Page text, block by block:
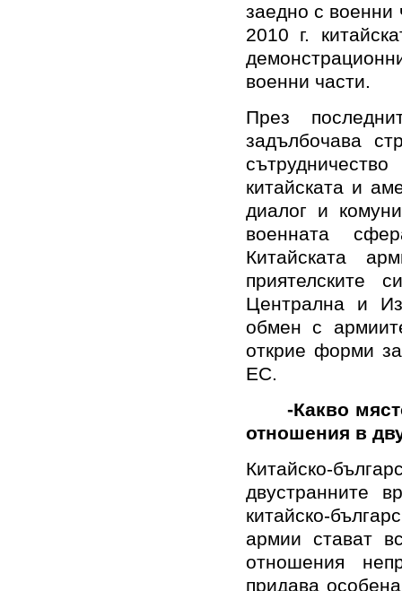
заедно с военни
2010 г.
военни части.
През
задълбочава
китайската и
диалог и
военната
Китайската
приятелските
Централна и
обмен с
открие форми
ЕС.
-Какво място
отношения в
Китайско-
двустранните
китайско-
армии стават
отношения
придава